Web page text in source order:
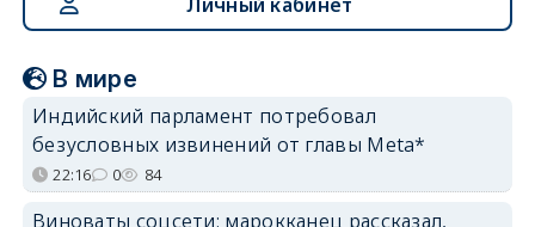
В мире
Индийский парламент потребовал
безусловных извинений от главы Meta*
22:16 0 84
Виноваты соцсети: марокканец рассказал,